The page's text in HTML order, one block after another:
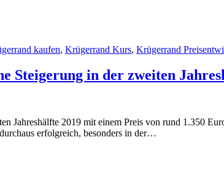
kaufen, Krügerrand Kurs, Krügerrand
Steigerung in der zweiten
Jahreshälfte 2019 mit einem Preis von rund 1.350
erfolgreich, besonders in der…